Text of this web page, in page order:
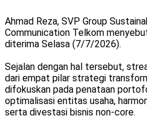
Ahmad Reza, SVP Group
Communication Telkom
diterima Selasa (7/7/2026).
Sejalan dengan hal tersebut,
dari empat pilar strategi
difokuskan pada penataan
optimalisasi entitas usaha,
serta divestasi bisnis non-core.